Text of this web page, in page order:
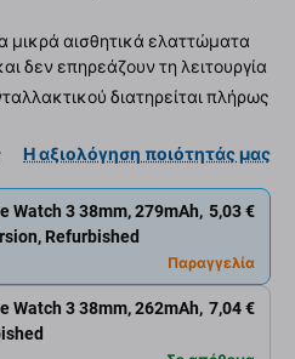
μικρά αισθητικά ελαττώματα
δεν επηρεάζουν τη λειτουργία
διατηρείται πλήρως
Η αξιολόγηση ποιότητάς μας
Watch 3 38mm, 279mAh,
Refurbished
5,03 €
Παραγγελία
Watch 3 38mm, 262mAh, 7,04 €